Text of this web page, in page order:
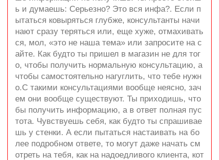
ь и думаешь: Серьезно? Это вся инфа?. Если п
ытаться ковыряться глубже, консультанты начи
нают сразу теряться или, еще хуже, отмахивать
ся, мол, «это не наша тема» или запросите на с
айте. Как будто ты пришел в магазин не для тог
о, чтобы получить нормальную консультацию, а
чтобы самостоятельно нагуглить, что тебе нужн
о.С такими консультациями вообще неясно, зач
ем они вообще существуют. Ты приходишь, что
бы получить информацию, а в ответ полная пус
тота. Чувствуешь себя, как будто ты спрашивае
шь у стенки. А если пытаться настаивать на бо
лее подробном ответе, то могут даже начать см
отреть на тебя, как на надоедливого клиента, кот